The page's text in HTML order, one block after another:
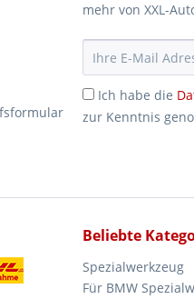
mehr von XXL-
Ich habe die
zur Kenntnis
Beliebte
Spezialwerkzeug
Für BMW